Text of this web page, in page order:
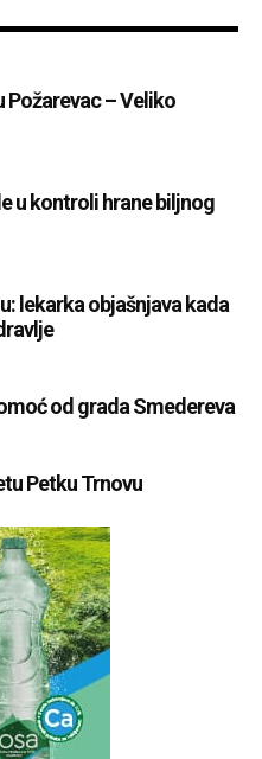
Požarevac – Veliko
u kontroli hrane biljnog
lekarka objašnjava kada
od grada Smedereva
Petku Trnovu